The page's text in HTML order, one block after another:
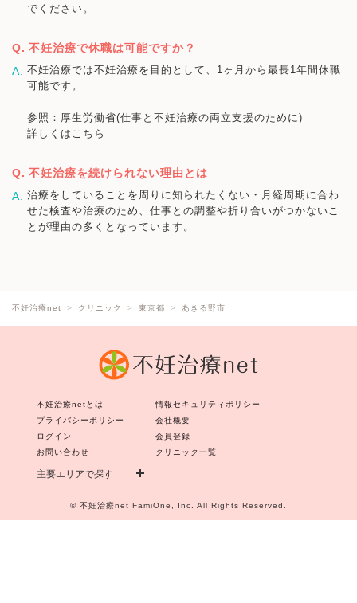
でください。
不妊治療で休職は可能ですか？
不妊治療では不妊治療を目的として、1ヶ月から最長1年間休職
可能です。
参照：厚生労働省(仕事と不妊治療の両立支援のために)
詳しくはこちら
不妊治療を続けられない理由とは
治療をしていることを周りに知られたくない・月経周期に合わ
せた検査や治療のため、仕事との調整や折り合いがつかないこ
とが理由の多くとなっています。
不妊治療net クリニック 東京都 あきる野市
不妊治療netとは
情報セキュリティポリシー
プライバシーポリシー
会社概要
ログイン
会員登録
お問い合わせ
クリニック一覧
主要エリアで探す
© 不妊治療net FamiOne, Inc. All Rights Reserved.